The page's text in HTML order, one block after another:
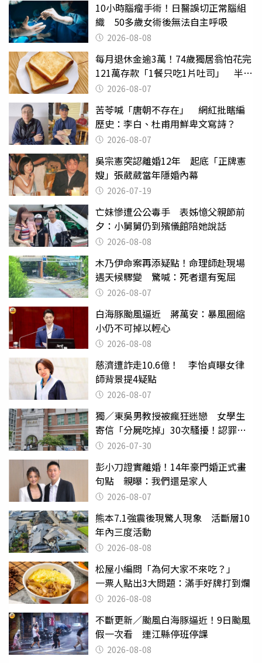
10小時腦瘤手術！日醫誤切正常腦組
織 50多歲女術後無法自主呼吸
2026-08-08
每月退休金逾3萬！74歲獨居翁怕花完
121萬存款「1餐只吃1片吐司」 半年
後暴瘦嚇壞女兒
2026-08-07
苦苓喊「唐朝不存在」 網紅批瞎編
歷史：李白、杜甫用鮮卑文寫詩？
2026-08-07
吳宗憲突認離婚12年 起底「正牌憲
嫂」張葳葳當年隱婚內幕
2026-07-19
亡妹慘遭公公毒手 表姊憶父親節前
夕：小舅舅仍到殯儀館陪她說話
2026-08-08
木乃伊命案再添疑點！命理師赴現場
遇天候驟變 驚喊：死者還有冤屈
2026-08-07
白海豚颱風逼近 蔣萬安：暴風圈縮
小仍不可掉以輕心
2026-08-08
慈濟遭詐走10.6億！ 李怡貞曝女律
師背景提4疑點
2026-08-07
獨／東吳男教授被瘋狂迷戀 女學生
寄信「分屍吃掉」30次騷擾！認罪免
關 2026-07-30
彭小刀證實離婚！14年豪門婚正式畫
句點 親曝：我們還是家人
2026-08-07
熊本7.1強震後現驚人現象 活斷層10
年內三度活動
2026-08-08
松屋小編問「為何大家不來吃？」
一票人點出3大問題：滿手好牌打到爛
2026-08-08
不斷更新／颱風白海豚逼近！9日颱風
假一次看 連江縣停班停課
2026-08-08